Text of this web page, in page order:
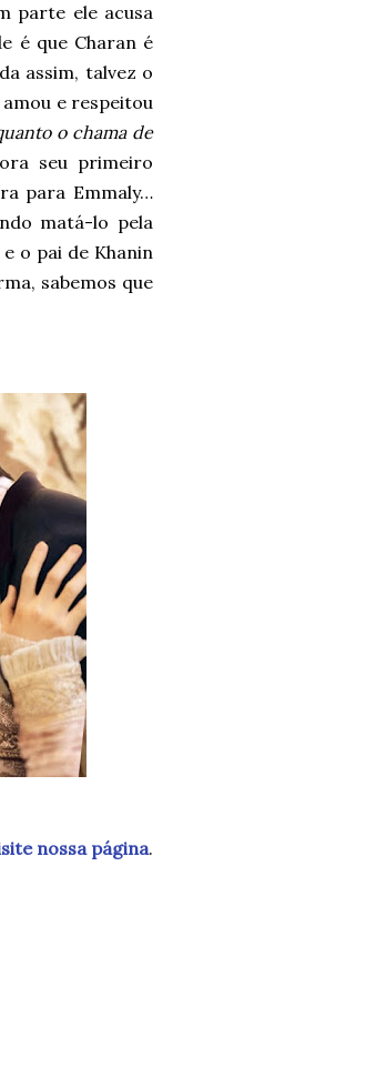
parte ele acusa
é que Charan é
assim, talvez o
amou e respeitou
o chama de
seu primeiro
para Emmaly…
matá-lo pela
o pai de Khanin
sabemos que
nossa página.